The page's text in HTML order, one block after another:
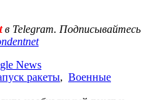
в Telegram. Подписывайтесь
News
ракеты, Военные